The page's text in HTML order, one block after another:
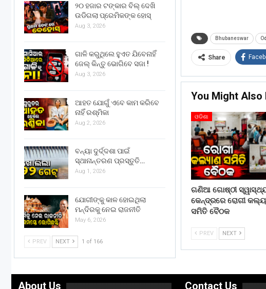
Bhubaneswar
Share
You Might Also
ଓଡିଶା
ଗଣିଆ ଗୋଷ୍ଠୀ
କେନ୍ଦ୍ରରେ ରୋଗୀ
ସମିତି ବୈଠକ
PREV NEXT
୨୦ ହଜାର ଟଙ୍କାର ବିଲ୍ ଦେଖି
ଉଡିଗଲା ପ୍ରେମିକଙ୍କ ହୋସ୍
Aug 3, 2026
ଗାଳି କରୁଥିଲେ ହୁଏତ ଯିବେନାହିଁ
ଜେଲ୍ କିନ୍ତୁ ଭୋଗିବେ ସଜା !
Aug 3, 2026
ଆହତ ଯୋଗୁଁ ଏବେ କାମ କରିବେ
ନାହିଁ ରଶ୍ମିକା
Aug 2, 2026
ବନ୍ୟା ଦୁର୍ଦ୍ଦଶା ପାଇଁ
ସ୍ଥାନାନ୍ତରଣ ପ୍ରସ୍ତୁତି…
Aug 1, 2026
ଯୋଗୀଙ୍କୁ କାଳ ହୋଇଥିଲା
ମନ୍ଦିରକୁ ନେଇ ରାଜନୀତି
May 6, 2026
PREV NEXT 1 of 166
About Us Contact Us